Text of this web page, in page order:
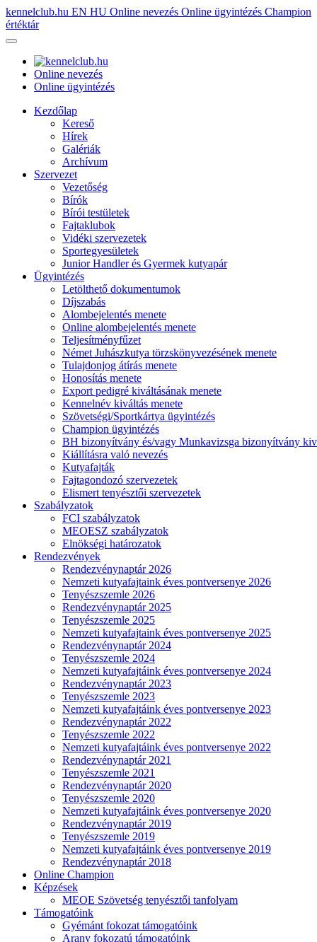
kennelclub.hu EN HU Online nevezés Online ügyintézés Champion
értéktár
Online nevezés
Online ügyintézés
Kezdőlap
Kereső
Hírek
Galériák
Archívum
Szervezet
Vezetőség
Bírók
Bírói testületek
Fajtaklubok
Vidéki szervezetek
Sportegyesületek
Junior Handler és Gyermek kutyapár
Ügyintézés
Letölthető dokumentumok
Díjszabás
Alombejelentés menete
Online alombejelentés menete
Teljesítményfűzet
Német Juhászkutya törzskönyvezésének menete
Tulajdonjog átírás menete
Honosítás menete
Export pedigré kiváltásának menete
Kennelnév kiváltás menete
Szövetségi/Sportkártya ügyintézés
Champion ügyintézés
BH bizonyítvány és/vagy Munkavizsga bizonyítvány
Kiállításra való nevezés
Kutyafajták
Fajtagondozó szervezetek
Elismert tenyésztői szervezetek
Szabályzatok
FCI szabályzatok
MEOESZ szabályzatok
Elnökségi határozatok
Rendezvények
Rendezvénynaptár 2026
Nemzeti kutyafajtaink éves pontversenye 2026
Tenyészszemle 2026
Rendezvénynaptár 2025
Tenyészszemle 2025
Nemzeti kutyafajtaink éves pontversenye 2025
Rendezvénynaptár 2024
Tenyészszemle 2024
Nemzeti kutyafajtáink éves pontversenye 2024
Rendezvénynaptár 2023
Tenyészszemle 2023
Nemzeti kutyafajtáink éves pontversenye 2023
Rendezvénynaptár 2022
Tenyészszemle 2022
Nemzeti kutyafajtáink éves pontversenye 2022
Rendezvénynaptár 2021
Tenyészszemle 2021
Rendezvénynaptár 2020
Tenyészszemle 2020
Nemzeti kutyafajtáink éves pontversenye 2020
Rendezvénynaptár 2019
Tenyészszemle 2019
Nemzeti kutyafajtáink éves pontversenye 2019
Rendezvénynaptár 2018
Online Champion
Képzések
MEOE Szövetség tenyésztői tanfolyam
Támogatóink
Gyémánt fokozat támogatóink
Arany fokozatú támogatóink